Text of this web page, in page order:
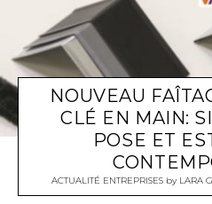
NOUVEAU
CLÉ EN MAIN:
POSE ET
ACTUALITÉ ENTREPRISESby LARA